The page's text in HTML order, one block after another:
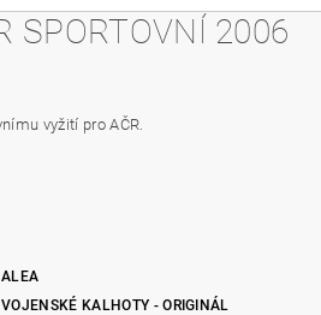
SPORTOVNÍ 2006
vyžití pro AČR.
ALEA
VOJENSKÉ KALHOTY - ORIGINÁL